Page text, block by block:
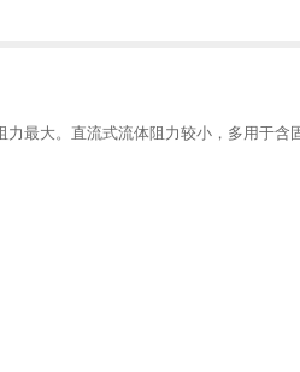
最大。直流式流体阻力较小，多用于含